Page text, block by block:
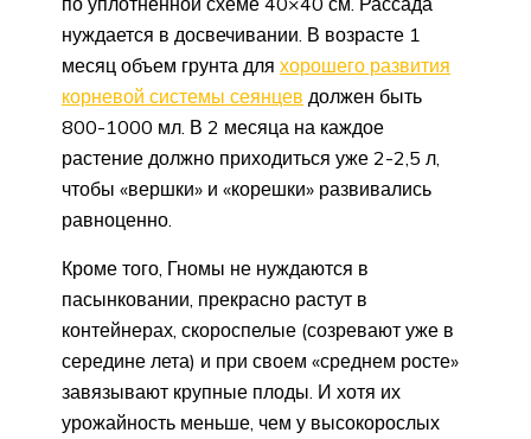
нуждается в досвечивании. В возрасте 1
месяц объем грунта для хорошего развития
корневой системы сеянцев должен быть
800-1000 мл. В 2 месяца на каждое
растение должно приходиться уже 2-2,5 л,
чтобы «вершки» и «корешки» развивались
равноценно.
Кроме того, Гномы не нуждаются в
пасынковании, прекрасно растут в
контейнерах, скороспелые (созревают уже в
середине лета) и при своем «среднем росте»
завязывают крупные плоды. И хотя их
урожайность меньше, чем у высокорослых